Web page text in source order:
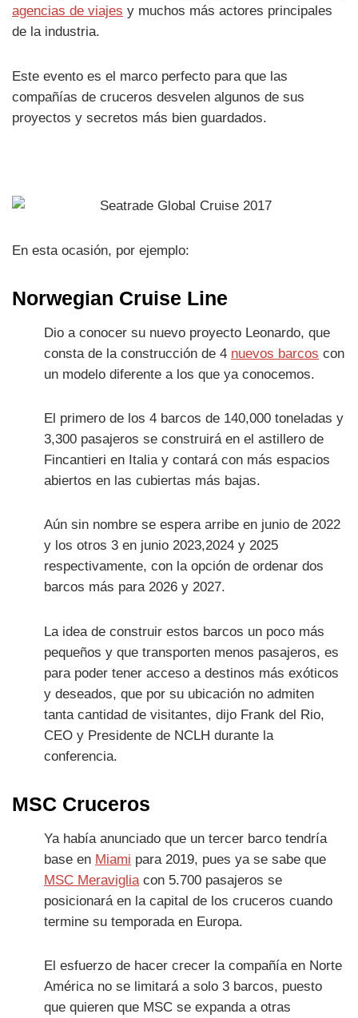
agencias de viajes y muchos más actores principales
de la industria.
Este evento es el marco perfecto para que las
compañías de cruceros desvelen algunos de sus
proyectos y secretos más bien guardados.
En esta ocasión, por ejemplo:
Norwegian Cruise Line
Dio a conocer su nuevo proyecto Leonardo, que
consta de la construcción de 4 nuevos barcos con
un modelo diferente a los que ya conocemos.
El primero de los 4 barcos de 140,000 toneladas y
3,300 pasajeros se construirá en el astillero de
Fincantieri en Italia y contará con más espacios
abiertos en las cubiertas más bajas.
Aún sin nombre se espera arribe en junio de 2022
y los otros 3 en junio 2023,2024 y 2025
respectivamente, con la opción de ordenar dos
barcos más para 2026 y 2027.
La idea de construir estos barcos un poco más
pequeños y que transporten menos pasajeros, es
para poder tener acceso a destinos más exóticos
y deseados, que por su ubicación no admiten
tanta cantidad de visitantes, dijo Frank del Rio,
CEO y Presidente de NCLH durante la
conferencia.
MSC Cruceros
Ya había anunciado que un tercer barco tendría
base en Miami para 2019, pues ya se sabe que
MSC Meraviglia con 5.700 pasajeros se
posicionará en la capital de los cruceros cuando
termine su temporada en Europa.
El esfuerzo de hacer crecer la compañía en Norte
América no se limitará a solo 3 barcos, puesto
que quieren que MSC se expanda a otras